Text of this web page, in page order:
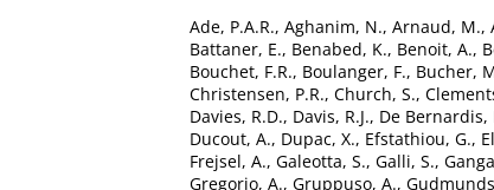
Ade, P.A.R., Aghanim, N., Arnaud, M.,
Battaner, E., Benabed, K., Benoit, A.,
Bouchet, F.R., Boulanger, F., Bucher,
Christensen, P.R., Church, S.,
Davies, R.D., Davis, R.J., De Bernardis,
Ducout, A., Dupac, X., Efstathiou, G.,
Frejsel, A., Galeotta, S., Galli, S.,
Gregorio, A., Gruppuso, A.,